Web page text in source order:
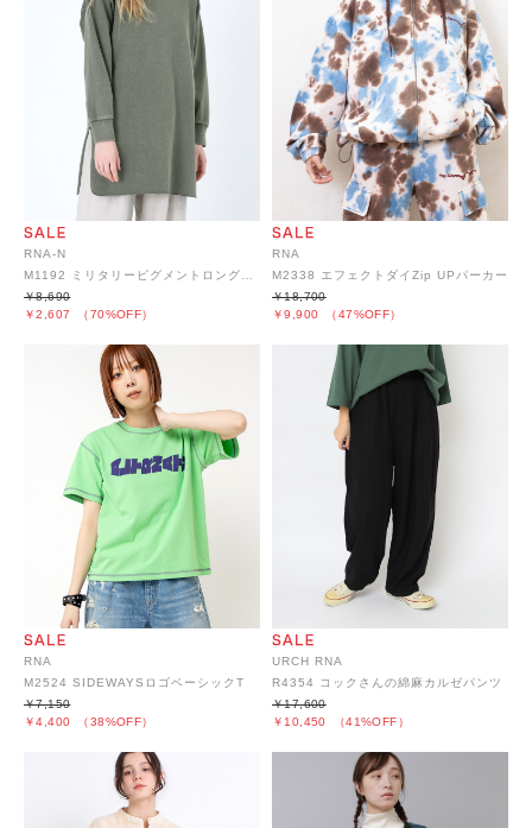
RNA-N
￥2,607 （70%OFF）
￥8,690
RNA
M2338 エフェクトダイZip UPパーカー
￥9,900 （47%OFF）
￥18,700
RNA
M2524 SIDEWAYSロゴベーシックT
￥4,400 （38%OFF）
￥7,150
URCH RNA
R4354 コックさんの綿麻カルゼパンツ
￥10,450 （41%OFF）
￥17,600